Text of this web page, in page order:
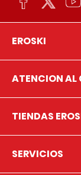
EROSKI
ATENCION AL
TIENDAS
SERVICIOS